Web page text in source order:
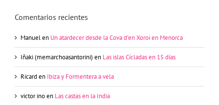
Comentarios recientes
Manuelen Un atardecer desde la Cova d’en Xoroi en Menorca
Iñaki (memarchoasantorini) en Las islas Cícladas en 15 días
Ricard en Ibiza y Formentera a vela
victor inoen Las castas en la India